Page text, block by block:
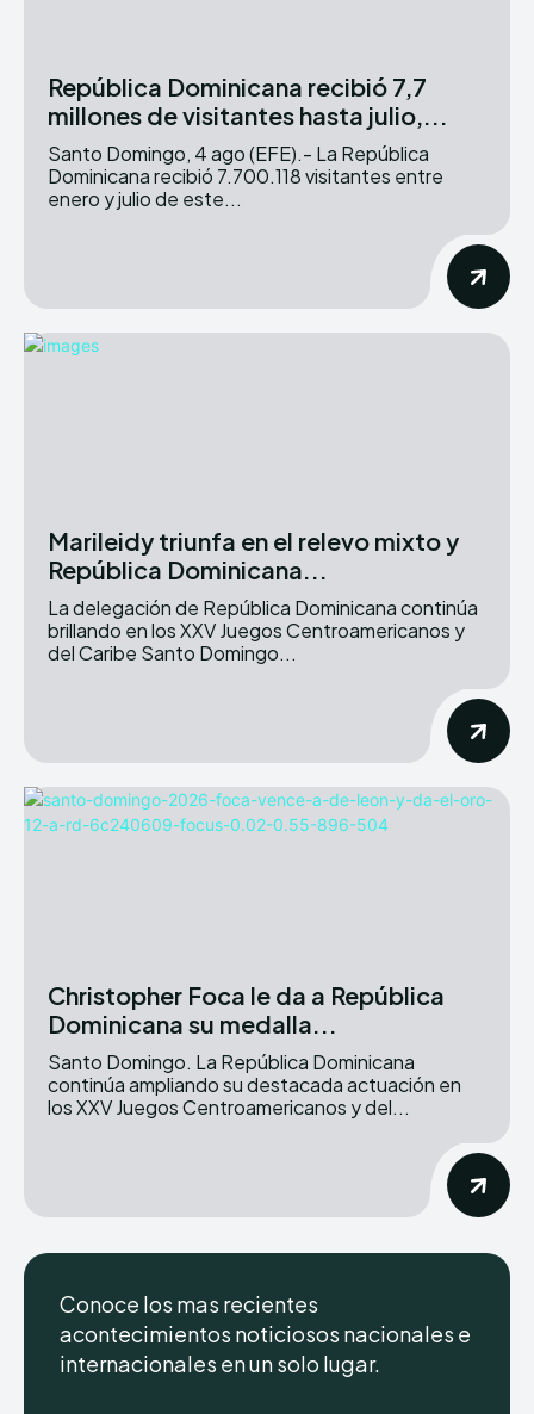
República Dominicana recibió 7,7
millones de visitantes hasta julio,...
Santo Domingo, 4 ago (EFE).- La República
Dominicana recibió 7.700.118 visitantes entre
enero y julio de este...
Marileidy triunfa en el relevo mixto y
República Dominicana...
La delegación de República Dominicana continúa
brillando en los XXV Juegos Centroamericanos y
del Caribe Santo Domingo...
Christopher Foca le da a República
Dominicana su medalla...
Santo Domingo. La República Dominicana
continúa ampliando su destacada actuación en
los XXV Juegos Centroamericanos y del...
Conoce los mas recientes
acontecimientos noticiosos nacionales e
internacionales en un solo lugar.